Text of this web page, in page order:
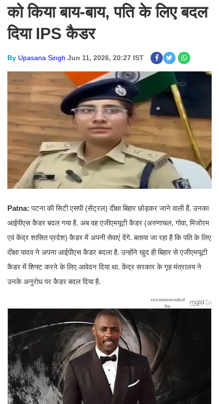
को किया बाय-बाय, पति के लिए बदल
दिया IPS कैडर
By Upasana Singh Jun 11, 2026, 20:27 IST
Patna:पटना की सिटी एसपी (सेंट्रल) दीक्षा बिहार छोड़कर जाने वाली हैं. उनका
आईपीएस कैडर बदल गया है. अब वह एजीएमयूटी कैडर (अरुणाचल, गोवा, मिजोरम
एवं केंद्र शासित प्रदेश) कैडर में अपनी सेवाएं देंगे. बताया जा रहा है कि पति के लिए
दीक्षा यादव ने अपना आईपीएस कैडर बदला है. उन्होंने खुद ही बिहार से एजीएमयूटी
कैडर में शिफ्ट करने के लिए आवेदन दिया था. केंद्र सरकार के गृह मंत्रालय ने
उनके अनुरोध पर कैडर बदल दिया है.